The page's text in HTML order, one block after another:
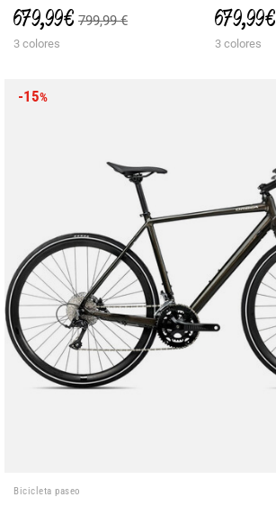
679,99 € 799,99 €
3 colores
679,99 €
3 colores
-15%
Bicicleta paseo